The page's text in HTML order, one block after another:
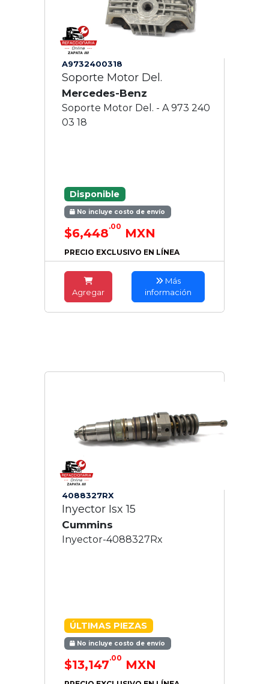
A9732400318
Soporte Motor Del.
Mercedes-Benz
Soporte Motor Del. - A 973 240
03 18
Disponible
No incluye costo de envío
$6,448.00 MXN
PRECIO EXCLUSIVO EN LÍNEA
Agregar
Más
información
4088327RX
Inyector Isx 15
Cummins
Inyector-4088327Rx
ÚLTIMAS PIEZAS
No incluye costo de envío
$13,147.00 MXN